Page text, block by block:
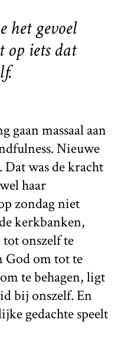
het gevoel
op iets dat
massaal aan
Nieuwe
was de kracht
haar
zondag niet
kerkbanken,
onszelf te
God om tot te
te behagen, ligt
bij onszelf. En
gedachte speelt